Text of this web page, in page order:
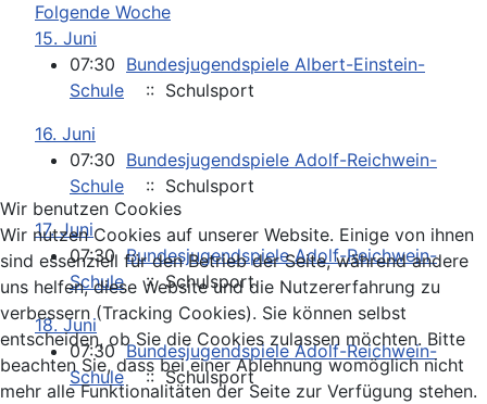
Folgende Woche
15. Juni
07:30 Bundesjugendspiele Albert-Einstein-
Schule
:: Schulsport
16. Juni
07:30 Bundesjugendspiele Adolf-Reichwein-
Schule
:: Schulsport
17. Juni
07:30Bundesjugendspiele Adolf-Reichwein-
Schule :: Schulsport
18. Juni
07:30Bundesjugendspiele Adolf-Reichwein-
Schule :: Schulsport
Wir benutzen Cookies
Wir nutzen Cookies auf unserer Website. Einige von ihnen
sind essenziell für den Betrieb der Seite, während andere
uns helfen, diese Website und die Nutzererfahrung zu
verbessern (Tracking Cookies). Sie können selbst
entscheiden, ob Sie die Cookies zulassen möchten. Bitte
beachten Sie, dass bei einer Ablehnung womöglich nicht
mehr alle Funktionalitäten der Seite zur Verfügung stehen.